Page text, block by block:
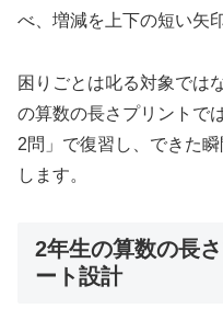
べ、増減を上下の短い矢
困りごとは叱る対象では
の算数の長さプリントで
2問」で復習し、できた
します。
2年生の算数の長
ート設計